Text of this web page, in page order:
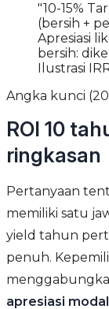
"10-15%
(bersih +
Apresiasi
bersih:
Ilustrasi
Angka kunci
ROI 10
ringkasan
Pertanyaan
memiliki satu
yield tahun
penuh.
apresiasi modal